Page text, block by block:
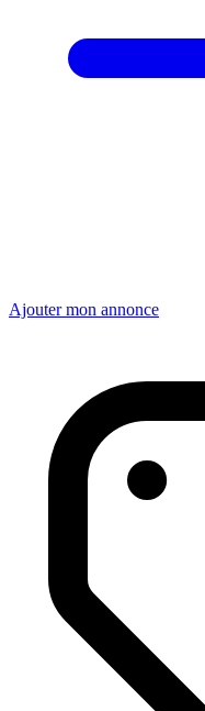
Ajouter mon annonce